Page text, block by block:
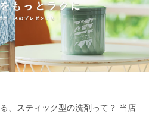
、スティック型の洗剤って？ 当店